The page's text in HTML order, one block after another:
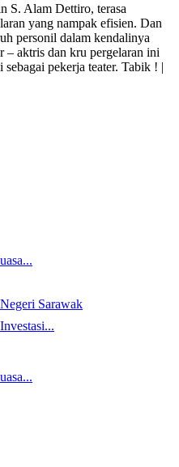
S. Alam Dettiro, terasa
yang nampak efisien. Dan
personil dalam kendalinya
– aktris dan kru pergelaran ini
pekerja teater. Tabik ! |
Sarawak